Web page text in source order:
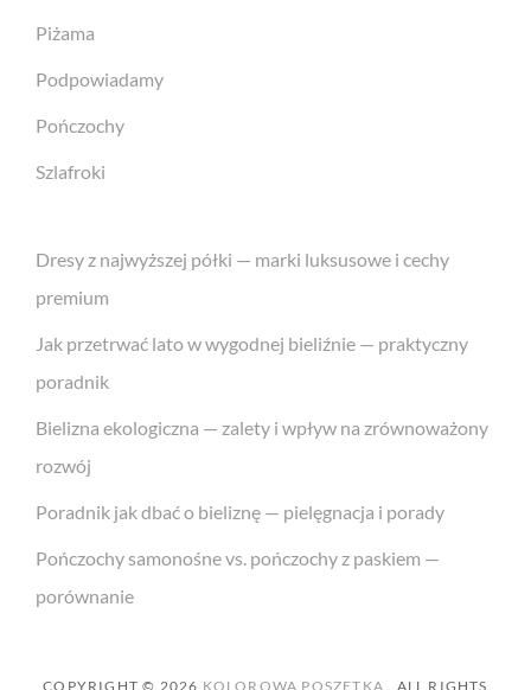
Piżama
Podpowiadamy
Pończochy
Szlafroki
Dresy z najwyższej półki — marki luksusowe i cechy
premium
Jak przetrwać lato w wygodnej bieliźnie — praktyczny
poradnik
Bielizna ekologiczna — zalety i wpływ na zrównoważony
rozwój
Poradnik jak dbać o bieliznę — pielęgnacja i porady
Pończochy samonośne vs. pończochy z paskiem —
porównanie
COPYRIGHT © 2026 KOLOROWA POSZETKA . ALL RIGHTS